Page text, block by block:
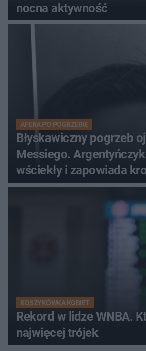
nocna aktywność
AFERA PO POGRZEBIE
Błyskawiczny pogrzeb
Messiego.
wściekły i zapowiada
KOSZYKÓWKA KOBIET
Rekord w lidze WNBA.
najwięcej trójek